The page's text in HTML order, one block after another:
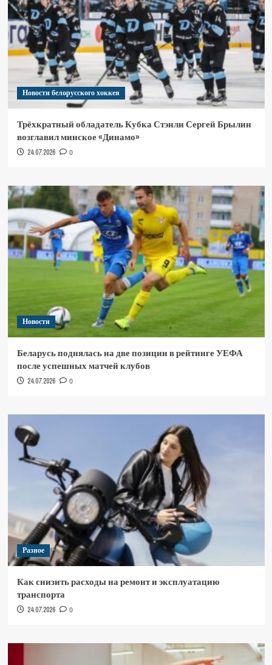
Новости белорусского хоккея
Трёхкратный обладатель Кубка Стэнли Сергей Брылин
возглавил минское «Динамо»
24.07.2026 0
Новости
Беларусь поднялась на две позиции в рейтинге УЕФА
после успешных матчей клубов
24.07.2026 0
Разное
Как снизить расходы на ремонт и эксплуатацию
транспорта
24.07.2026 0